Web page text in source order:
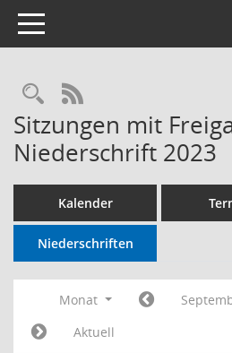
Toggle navigation
RSS-Feed
Sitzungen mit
Niederschrift 2023
Kalender
Niederschriften
Monat
Aktuell